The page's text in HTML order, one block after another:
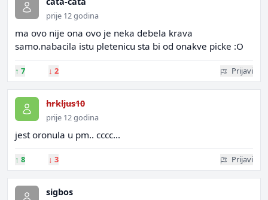
prije 12 godina
ma ovo nije ona ovo je neka debela krava
samo.nabacila istu pletenicu sta bi od onakve picke :O
↑ 7 ↓ 2 Prijavi
hrkljus10
prije 12 godina
jest oronula u pm.. cccc...
↑ 8 ↓ 3 Prijavi
sigbos